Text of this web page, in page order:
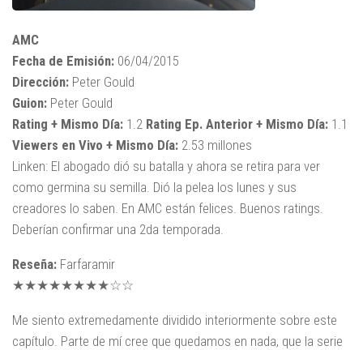
AMC
Fecha de Emisión: 06/04/2015
Dirección: Peter Gould
Guion: Peter Gould
Rating + Mismo Día: 1.2 Rating Ep. Anterior + Mismo Día: 1.1
Viewers en Vivo + Mismo Día: 2.53 millones
Linken: El abogado dió su batalla y ahora se retira para ver
como germina su semilla. Dió la pelea los lunes y sus
creadores lo saben. En AMC están felices. Buenos ratings.
Deberían confirmar una 2da temporada.
Reseña: Farfaramir
★★★★★★★★☆☆
Me siento extremedamente dividido interiormente sobre este
capítulo. Parte de mí cree que quedamos en nada, que la serie